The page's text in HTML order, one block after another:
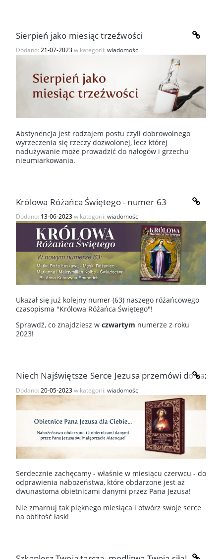
Sierpień jako miesiąc trzeźwości
Dodano: 21-07-2023w kategorii: wiadomości
Abstynencja jest rodzajem postu czyli dobrowolnego
wyrzeczenia się rzeczy dozwolonej, lecz której
nadużywanie może prowadzić do nałogów i grzechu
nieumiarkowania.
Królowa Różańca Świętego - numer 63
Dodano: 13-06-2023w kategorii: wiadomości
Ukazał się już kolejny numer (63) naszego różańcowego
czasopisma "Królowa Różańca Świętego"!
Sprawdź, co znajdziesz w czwartym numerze z roku
2023!
Niech Najświętsze Serce Jezusa przemówi do
Dodano: 20-05-2023w kategorii: wiadomości
Serdecznie zachęcamy - właśnie w miesiącu czerwcu - do
odprawienia nabożeństwa, które obdarzone jest aż
dwunastoma obietnicami danymi przez Pana Jezusa!
Nie zmarnuj tak pięknego miesiąca i otwórz swoje serce
na obfitość łask!